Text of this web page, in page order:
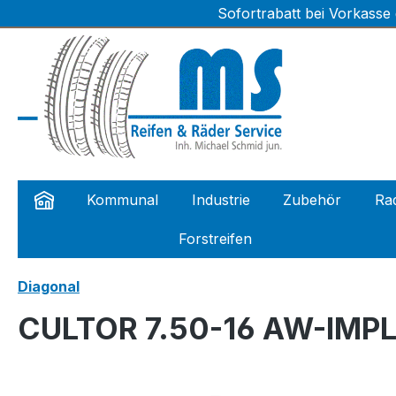
Zur Hauptnavigation springenSofortrabatt bei
Kommunal Industrie Zubehör
Forstreifen
Diagonal
CULTOR 7.50-16 AW-IMPL